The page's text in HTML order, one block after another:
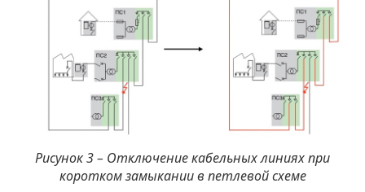
Рисунок 3 – Отключение кабельных линиях при
коротком замыкании в петлевой схеме